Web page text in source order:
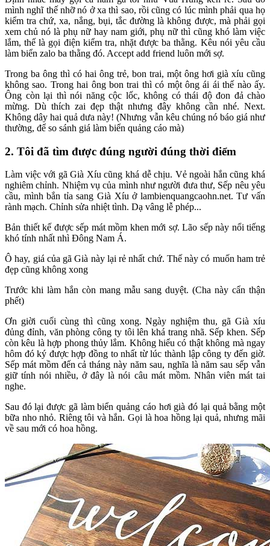
mình nghĩ thế nhỡ nó ở xa thì sao, rồi cũng có lúc mình phải qua họ
kiểm tra chứ, xa, nắng, bụi, tắc đường là không được, mà phải gọi
xem chủ nó là phụ nữ hay nam giới, phụ nữ thì cũng khó làm việc
lắm, thế là gọi điện kiểm tra, nhặt được ba thằng. Kêu nói yêu cầu
làm biển zalo ba thằng đó. Accept add friend luôn mới sợ.
Trong ba ông thì có hai ông trẻ, bon trai, một ông hơi già xíu cũng
không sao. Trong hai ông bon trai thì có một ông ái ái thế nào ấy.
Ông còn lại thì nói năng cộc lốc, không có thái độ đon đả chào
mừng. Dù thích zai đẹp thật nhưng đây không cần nhé. Next.
Không dây hai quả dưa này! (Nhưng vẫn kêu chúng nó báo giá như
thường, để so sánh giá làm biển quảng cáo mà)
2. Tôi đã tìm được đúng người đúng thời điểm
Làm việc với gã Già Xíu cũng khá dễ chịu. Vẻ ngoài hắn cũng khá
nghiêm chỉnh. Nhiệm vụ của mình như người đưa thư, Sếp nêu yêu
cầu, mình bắn tỉa sang Già Xíu ở lambienquangcaohn.net. Tư vấn
rành mạch. Chỉnh sửa nhiệt tình. Dạ vâng lễ phép...
Bản thiết kế được sếp mát mồm khen mới sợ. Lão sếp này nổi tiếng
khó tính nhất nhì Đông Nam Á.
Ô hay, giá của gã Già này lại rẻ nhất chứ. Thế này có muốn ham trẻ
đẹp cũng không xong
Trước khi làm hắn còn mang mẫu sang duyệt. (Cha này cẩn thận
phết)
Ơn giời cuối cùng thì cũng xong. Ngày nghiệm thu, gã Già xíu
đủng đỉnh, văn phòng công ty tôi lên khá trang nhã. Sếp khen. Sếp
còn kêu là hợp phong thủy lắm. Không hiểu có thật không mà ngay
hôm đó ký được hợp đồng to nhất từ lúc thành lập công ty đến giờ.
Sếp mát mồm đến cả tháng này năm sau, nghĩa là năm sau sếp vẫn
giữ tính nói nhiều, ở đây là nói câu mát mồm. Nhân viên mát tai
nghe.
Sau đó lại được gã làm biển quảng cáo hơi già đó lại quả bằng một
bữa nho nhỏ. Riêng tôi và hắn. Gọi là hoa hồng lại quả, nhưng mãi
về sau mới có hoa hồng.